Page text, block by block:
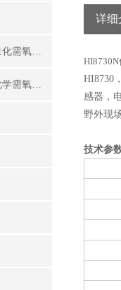
BOD测定仪/BOD分析仪/生化需氧量测定仪
COD测定仪/COD分析仪/化学需氧量测定仪
详细
HI8730
感器，
野外现
技术参